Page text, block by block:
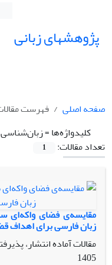
پژوهشهای زبانی
صفحه اصلی
فهرست
کلیدواژه‌ها =
تعداد مقالات:
1
مقایسه‌ی فضای واکه‌ای
زبان فارسی برای اهداف
مقالات آماده انتشار،
1405